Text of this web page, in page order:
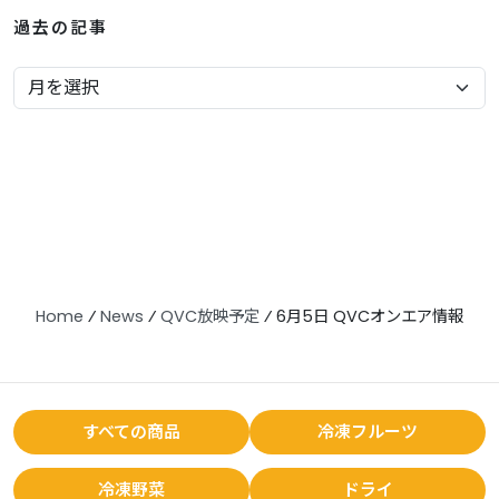
過去の記事
Home ⁄ News ⁄ QVC放映予定 ⁄ 6月5日 QVCオンエア情報
すべての商品 冷凍フルーツ
冷凍野菜 ドライ